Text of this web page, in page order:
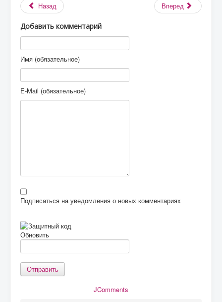
Назад Вперед
Добавить комментарий
Имя (обязательное)
E-Mail (обязательное)
Подписаться на уведомления о новых комментариях
Обновить
Отправить
JComments